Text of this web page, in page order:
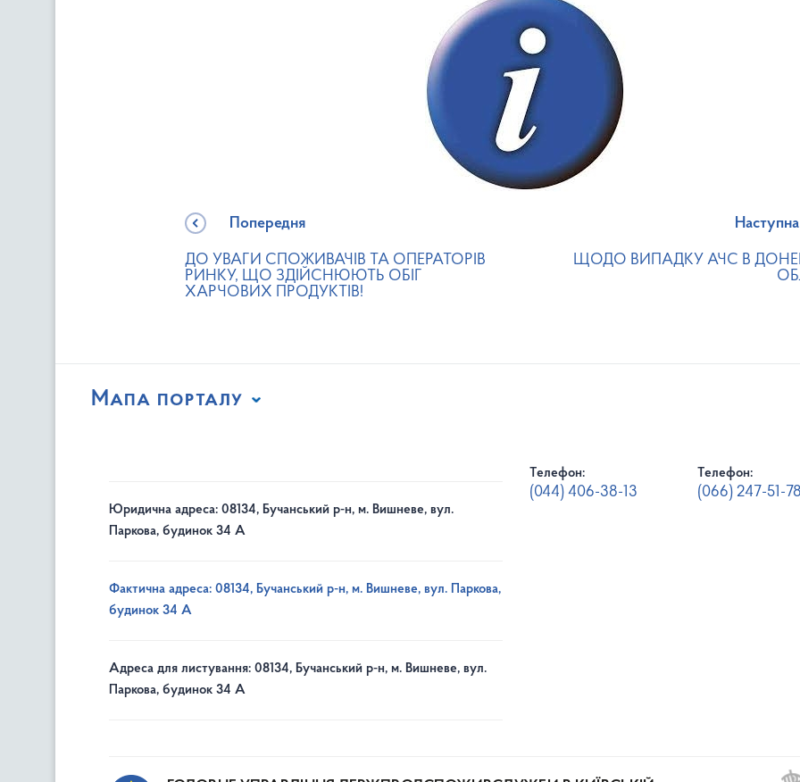
Попередня
ДО УВАГИ СПОЖИВАЧІВ ТА ОПЕРАТОРІВ
РИНКУ, ЩО ЗДІЙСНЮЮТЬ ОБІГ
ХАРЧОВИХ ПРОДУКТІВ!
Наступна
ЩОДО ВИПАДКУ АЧС В
Мапа порталу
Юридична адреса: 08134, Бучанський р-н, м. Вишневе, вул.
Паркова, будинок 34 А
Фактична адреса: 08134, Бучанський р-н, м. Вишневе, вул. Паркова,
будинок 34 А
Адреса для листування: 08134, Бучанський р-н, м. Вишневе, вул.
Паркова, будинок 34 А
Телефон:
(044) 406-38-13
Телефон:
(066) 247-51-